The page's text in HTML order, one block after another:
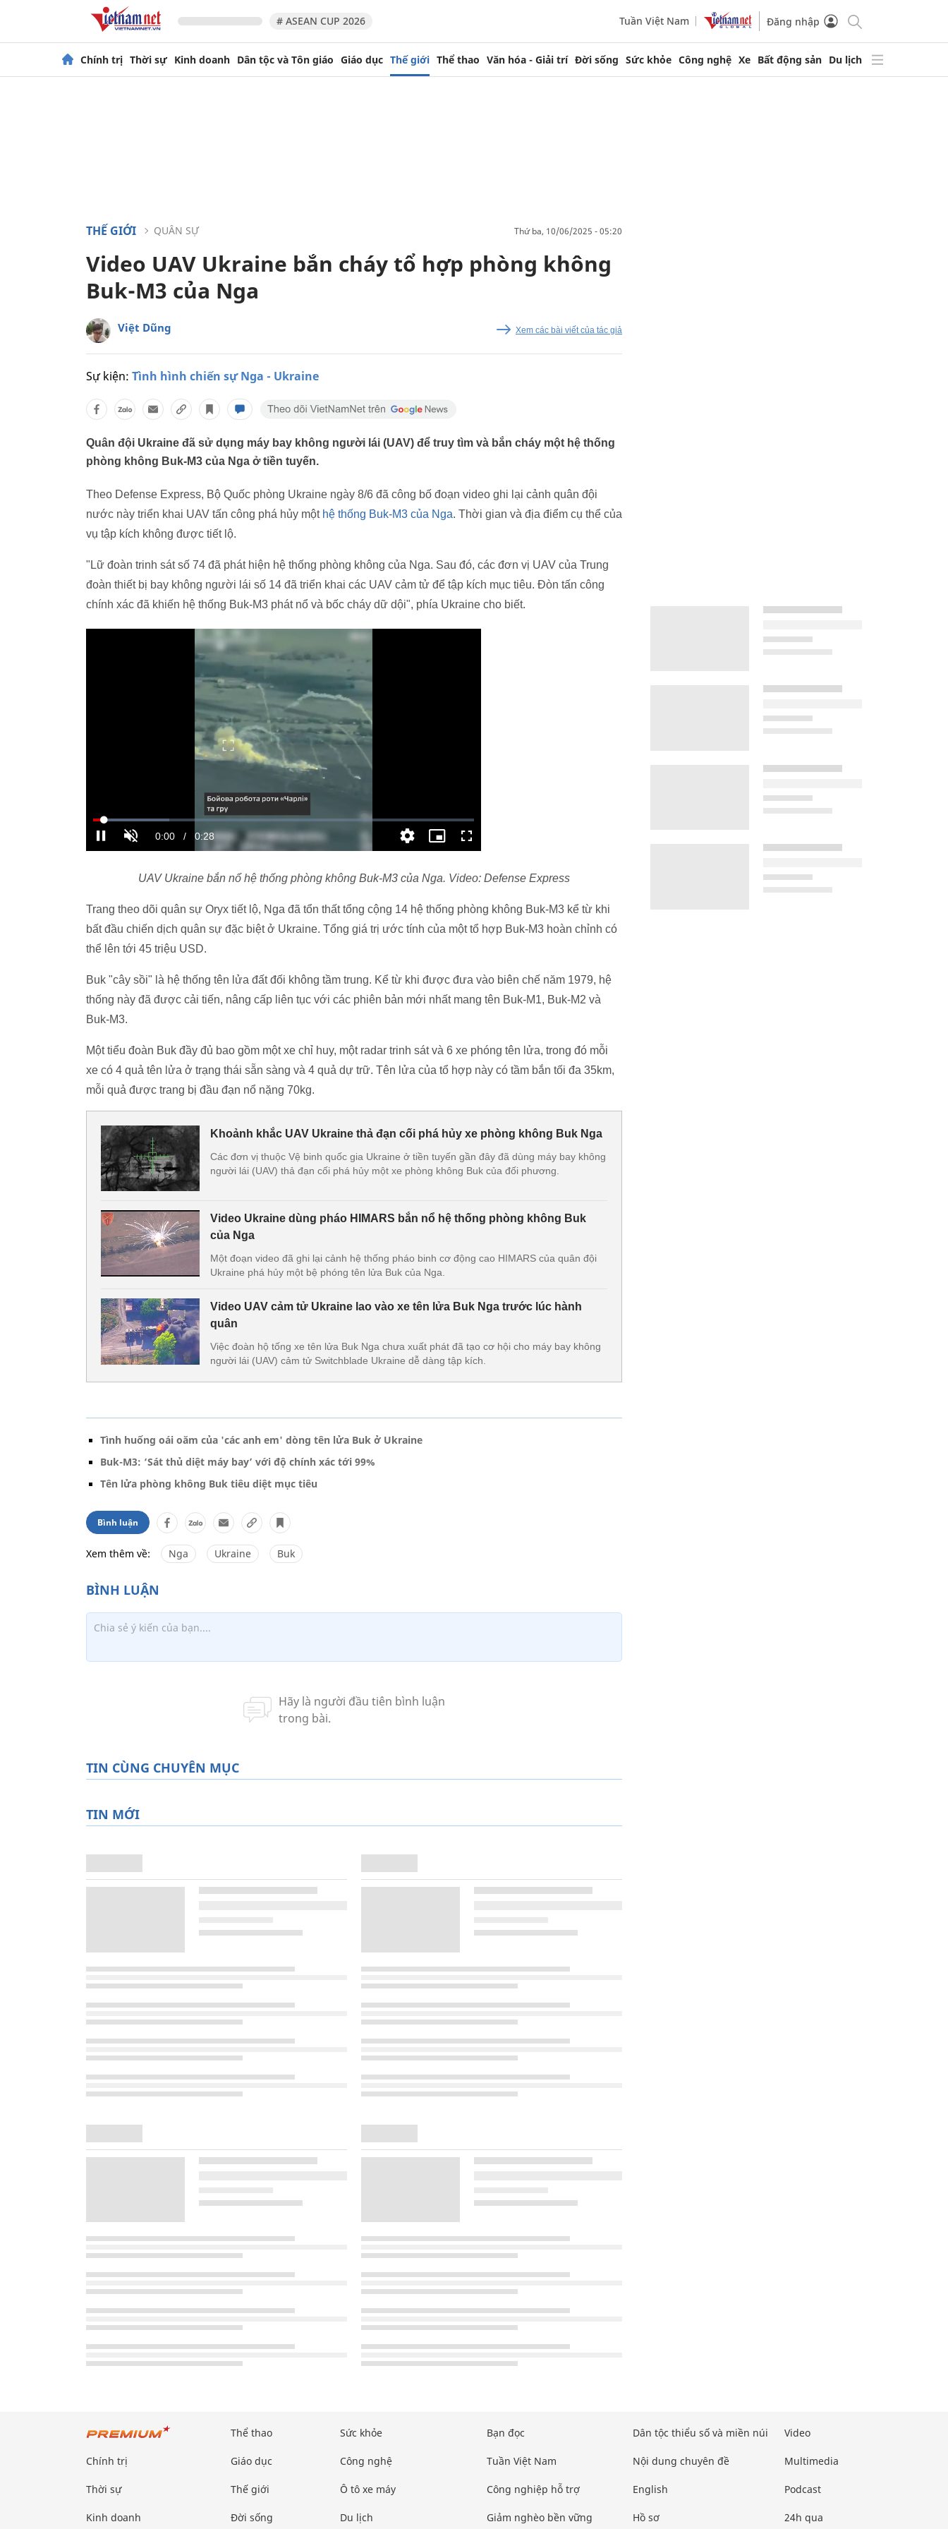
# ASEAN CUP 2026 Tuần Việt Nam Đăng nhập
Chính trị Thời sự Kinh doanh Dân tộc và Tôn giáo Giáo dục Thế giới Thể thao Văn hóa - Giải trí Đời sống Sức khỏe Công nghệ Xe Bất động sản Du lịch
THẾ GIỚI QUÂN SỰ thứ ba, 10/06/2025 - 05:20
Video UAV Ukraine bắn cháy tổ hợp phòng không
Buk-M3 của Nga
Việt Dũng Xem các bài viết của tác giả
Sự kiện: Tình hình chiến sự Nga - Ukraine
Quân đội Ukraine đã sử dụng máy bay không người lái (UAV) để truy tìm và bắn cháy một hệ thống
phòng không Buk-M3 của Nga ở tiền tuyến.
Theo Defense Express, Bộ Quốc phòng Ukraine ngày 8/6 đã công bố đoạn video ghi lại cảnh quân đội
nước này triển khai UAV tấn công phá hủy một hệ thống Buk-M3 của Nga. Thời gian và địa điểm cụ thể của
vụ tập kích không được tiết lộ.
"Lữ đoàn trinh sát số 74 đã phát hiện hệ thống phòng không của Nga. Sau đó, các đơn vị UAV của Trung
đoàn thiết bị bay không người lái số 14 đã triển khai các UAV cảm tử để tập kích mục tiêu. Đòn tấn công
chính xác đã khiến hệ thống Buk-M3 phát nổ và bốc cháy dữ dội", phía Ukraine cho biết.
UAV Ukraine bắn nổ hệ thống phòng không Buk-M3 của Nga. Video: Defense Express
Trang theo dõi quân sự Oryx tiết lộ, Nga đã tổn thất tổng cộng 14 hệ thống phòng không Buk-M3 kể từ khi
bất đầu chiến dịch quân sự đặc biệt ở Ukraine. Tổng giá trị ước tính của một tổ hợp Buk-M3 hoàn chỉnh có
thể lên tới 45 triệu USD.
Buk "cây sồi" là hệ thống tên lửa đất đối không tầm trung. Kể từ khi được đưa vào biên chế năm 1979, hệ
thống này đã được cải tiến, nâng cấp liên tục với các phiên bản mới nhất mang tên Buk-M1, Buk-M2 và
Buk-M3.
Một tiểu đoàn Buk đầy đủ bao gồm một xe chỉ huy, một radar trinh sát và 6 xe phóng tên lửa, trong đó mỗi
xe có 4 quả tên lửa ở trạng thái sẵn sàng và 4 quả dự trữ. Tên lửa của tổ hợp này có tầm bắn tối đa 35km,
mỗi quả được trang bị đầu đạn nổ nặng 70kg.
Khoảnh khắc UAV Ukraine thả đạn cối phá hủy xe phòng không Buk Nga
Các đơn vị thuộc Vệ binh quốc gia Ukraine ở tiền tuyến gần đây đã dùng máy bay không
người lái (UAV) thả đạn cối phá hủy một xe phòng không Buk của đối phương.
Video Ukraine dùng pháo HIMARS bắn nổ hệ thống phòng không Buk
của Nga
Một đoạn video đã ghi lại cảnh hệ thống pháo binh cơ động cao HIMARS của quân đội
Ukraine phá hủy một bệ phóng tên lửa Buk của Nga.
Video UAV cảm tử Ukraine lao vào xe tên lửa Buk Nga trước lúc hành
quân
Việc đoàn hộ tống xe tên lửa Buk Nga chưa xuất phát đã tạo cơ hội cho máy bay không
người lái (UAV) cảm tử Switchblade Ukraine dễ dàng tập kích.
Tình huống oái oăm của 'các anh em' dòng tên lửa Buk ở Ukraine
Buk-M3: ‘Sát thủ diệt máy bay’ với độ chính xác tới 99%
Tên lửa phòng không Buk tiêu diệt mục tiêu
Bình luận
Xem thêm về: Nga Ukraine Buk
TIN CÙNG CHUYÊN MỤC
TIN MỚI
Chính trị
Thời sự
Kinh doanh
Thể thao
Giáo dục
Thế giới
Đời sống
Sức khỏe
Công nghệ
Ô tô xe máy
Du lịch
Bạn đọc
Tuần Việt Nam
Công nghiệp hỗ trợ
Giảm nghèo bền vững
Dân tộc thiểu số và miền núi
Nội dung chuyên đề
English
Hồ sơ
Video
Multimedia
Podcast
24h qua